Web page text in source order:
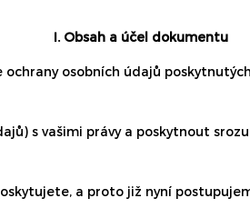
I. Obsah a účel dokumentu
osobních údajů
s vašimi právy a poskytnout
a proto již nyní